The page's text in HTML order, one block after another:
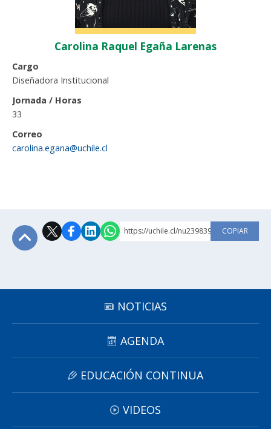
Carolina Raquel Egaña Larenas
Cargo
Diseñadora Institucional
Jornada / Horas
33
Correo
carolina.egana@uchile.cl
https://uchile.cl/nu239839 COPIAR
NOTICIAS
AGENDA
EDUCACIÓN CONTINUA
VIDEOS